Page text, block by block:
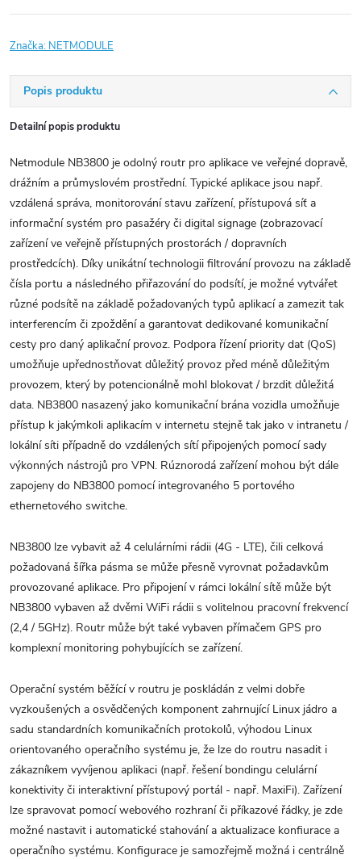
Značka: NETMODULE
Popis produktu
Detailní popis produktu
Netmodule NB3800 je odolný routr pro aplikace ve veřejné dopravě,
drážním a průmyslovém prostřední. Typické aplikace jsou např.
vzdálená správa, monitorování stavu zařízení, přístupová síť a
informační systém pro pasažéry či digital signage (zobrazovací
zařízení ve veřejně přístupných prostorách / dopravních
prostředcích). Díky unikátní technologii filtrování provozu na základě
čísla portu a následného přiřazování do podsítí, je možné vytvářet
různé podsítě na základě požadovaných typů aplikací a zamezit tak
interferencím či zpoždění a garantovat dedikované komunikační
cesty pro daný aplikační provoz. Podpora řízení priority dat (QoS)
umožňuje upřednostňovat důležitý provoz před méně důležitým
provozem, který by potencionálně mohl blokovat / brzdit důležitá
data. NB3800 nasazený jako komunikační brána vozidla umožňuje
přístup k jakýmkoli aplikacím v internetu stejně tak jako v intranetu /
lokální síti případně do vzdálených sítí připojených pomocí sady
výkonných nástrojů pro VPN. Rúznorodá zařízení mohou být dále
zapojeny do NB3800 pomocí integrovaného 5 portového
ethernetového switche.
NB3800 lze vybavit až 4 celulárními rádii (4G - LTE), čili celková
požadovaná šířka pásma se může přesně vyrovnat požadavkům
provozované aplikace. Pro připojení v rámci lokální sítě může být
NB3800 vybaven až dvěmi WiFi rádii s volitelnou pracovní frekvencí
(2,4 / 5GHz). Routr může být také vybaven přímačem GPS pro
komplexní monitoring pohybujících se zařízení.
Operační systém běžící v routru je poskládán z velmi dobře
vyzkoušených a osvědčených komponent zahrnující Linux jádro a
sadu standardních komunikačních protokolů, výhodou Linux
orientovaného operačního systému je, že lze do routru nasadit i
zákazníkem vyvíjenou aplikaci (např. řešení bondingu celulární
konektivity či interaktivní přístupový portál - např. MaxiFi). Zařízení
lze spravovat pomocí webového rozhraní či příkazové řádky, je zde
možné nastavit i automatické stahování a aktualizace konfiurace a
operačního systému. Konfigurace je samozřejmě možná i centrálně